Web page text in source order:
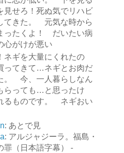
見せろ！死ぬ気でリハビ
てきた。 元気な時から
ったくよ！ だいたい病
心がけが悪い
ネギを大量にくれたの
ってきて…ネギとお肉だ
。 今、一人暮らしなん
らっても…と思ったけ
るものです。 ネギおい
: あとで見
: アルジャジーラ。福島・
罪（日本語字幕） -